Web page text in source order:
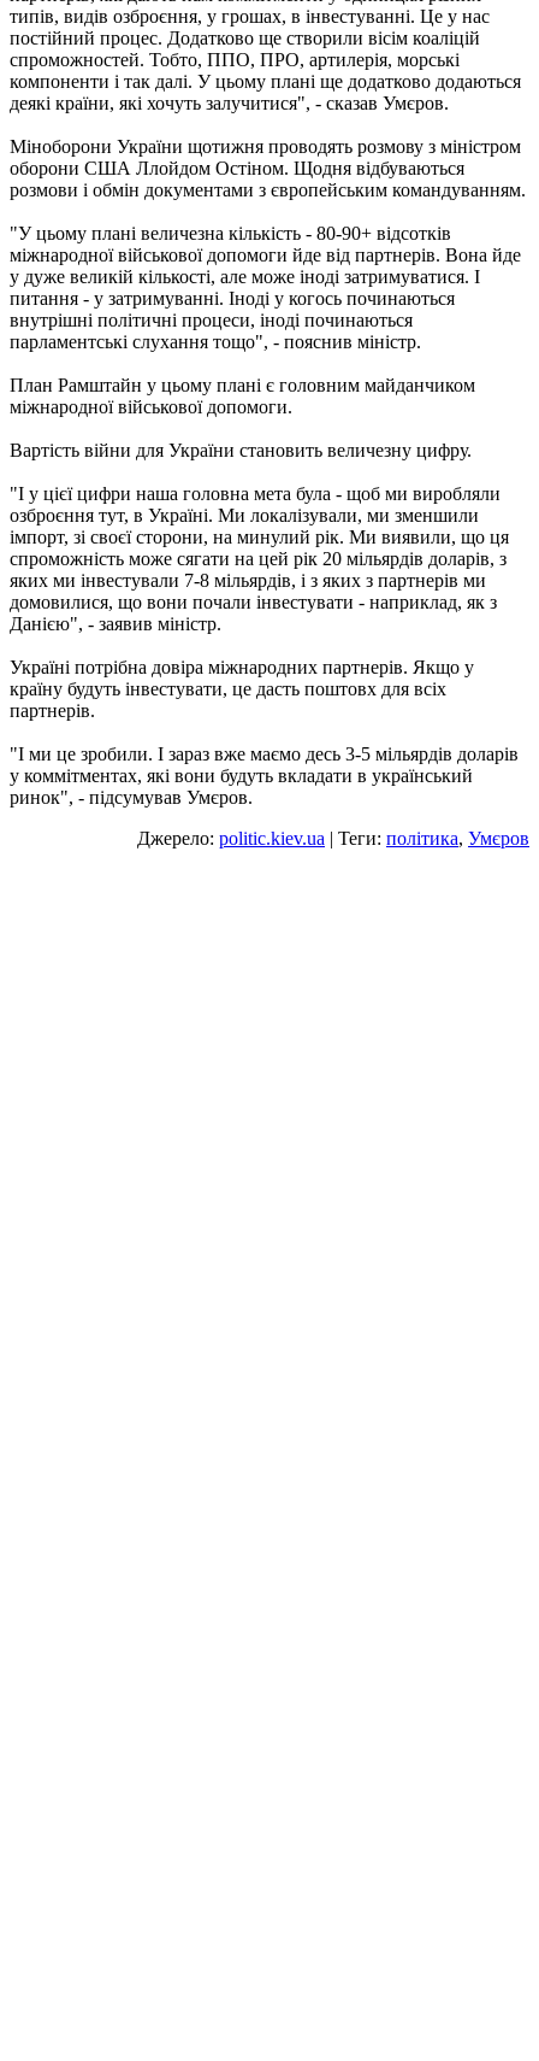
типів, видів озброєння, у грошах, в інвестуванні. Це у нас
постійний процес. Додатково ще створили вісім коаліцій
спроможностей. Тобто, ППО, ПРО, артилерія, морські
компоненти і так далі. У цьому плані ще додатково додаються
деякі країни, які хочуть залучитися", - сказав Умєров.
Міноборони України щотижня проводять розмову з міністром
оборони США Ллойдом Остіном. Щодня відбуваються
розмови і обмін документами з європейським командуванням.
"У цьому плані величезна кількість - 80-90+ відсотків
міжнародної військової допомоги йде від партнерів. Вона йде
у дуже великій кількості, але може іноді затримуватися. І
питання - у затримуванні. Іноді у когось починаються
внутрішні політичні процеси, іноді починаються
парламентські слухання тощо", - пояснив міністр.
План Рамштайн у цьому плані є головним майданчиком
міжнародної військової допомоги.
Вартість війни для України становить величезну цифру.
"І у цієї цифри наша головна мета була - щоб ми виробляли
озброєння тут, в Україні. Ми локалізували, ми зменшили
імпорт, зі своєї сторони, на минулий рік. Ми виявили, що ця
спроможність може сягати на цей рік 20 мільярдів доларів, з
яких ми інвестували 7-8 мільярдів, і з яких з партнерів ми
домовилися, що вони почали інвестувати - наприклад, як з
Данією", - заявив міністр.
Україні потрібна довіра міжнародних партнерів. Якщо у
країну будуть інвестувати, це дасть поштовх для всіх
партнерів.
"І ми це зробили. І зараз вже маємо десь 3-5 мільярдів доларів
у коммітментах, які вони будуть вкладати в український
ринок", - підсумував Умєров.
Джерело: politic.kiev.ua | Теги: політика, Умєров